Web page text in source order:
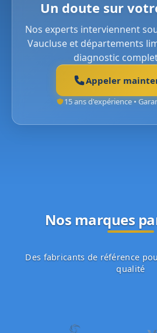
Un doute sur
Nos experts interviennent
Vaucluse et départements
diagnostic
Appeler
15 ans d'expérience •
Nos marques
Des fabricants de référence
qualité